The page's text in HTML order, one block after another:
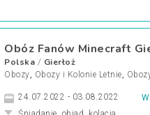
Obóz Fanów Minecraft
Polska / Gierłoż
Obozy, Obozy i Kolonie Letnie,
24.07.2022 - 03.08.2022